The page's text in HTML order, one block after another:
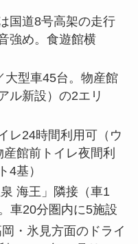
国道8号高架の走行
強め。食遊館横
大型車45台。物産館
ル新設）の2エリ
レ24時間利用可（ウ
館前トイレ夜間利
4基）
海王」隣接（車1
車20分圏内に5施設
・氷見方面のドライ